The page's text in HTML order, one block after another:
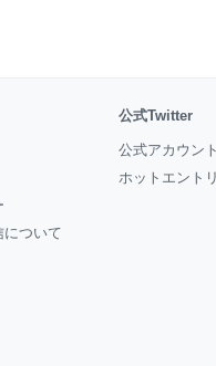
ついて
公式Twitter
公式アカウント
ホットエント